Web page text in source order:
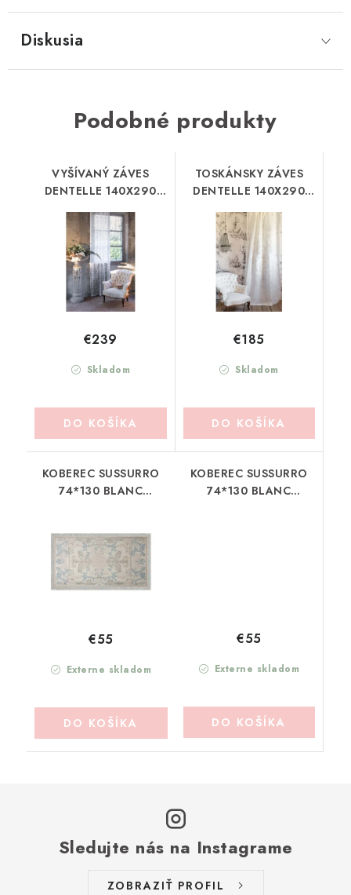
Diskusia
Podobné produkty
VYŠÍVANÝ ZÁVES
DENTELLE 140X290
BLANC MARICLO
(A38718)
Skladom
€239
DO KOŠÍKA
TOSKÁNSKY ZÁVES
DENTELLE 140X290
BLANC MARICLO
(A38706)
Skladom
€185
DO KOŠÍKA
KOBEREC SUSSURRO
74*130 BLANC
Externe skladom
€55
DO KOŠÍKA
KOBEREC SUSSURRO
74*130 BLANC
Externe skladom
€55
DO KOŠÍKA
Sledujte nás na Instagrame
ZOBRAZIŤ PROFIL